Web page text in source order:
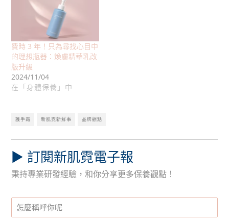
費時 3 年！只為尋找心目中
的理想瓶器：煥膚精華乳改
版升級
2024/11/04
在「身體保養」中
護手霜 新肌霓新鮮事 品牌觀點
▶︎ 訂閱新肌霓電子報
秉持專業研發經驗，和你分享更多保養觀點！